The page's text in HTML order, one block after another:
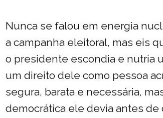
Nunca se falou em energia
a campanha eleitoral, mas eis
o presidente escondia e nutria
um direito dele como pessoa
segura, barata e necessária,
democrática ele devia antes de